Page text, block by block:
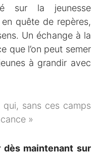
sur la jeunesse
en quête de repères,
Un échange à la
que l’on peut semer
à grandir avec
sans ces camps
»
maintenant sur